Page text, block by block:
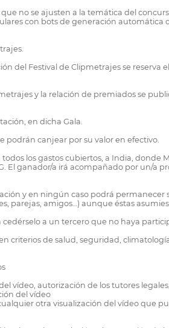
no se ajusten a la temática del
con bots de generación
del Festival de Clipmetrajes se reserva
y la relación de premiados se
en dicha Gala.
podrán canjear por su valor en efectivo.
los gastos cubiertos, a India, donde
ganador/a irá acompañado por un/a
y en ningún caso podrá permanecer
amigos…) aunque éstas
a un tercero que no haya
de salud, seguridad,
vídeo, autorización de los tutores
del vídeo
otra visualización del vídeo que